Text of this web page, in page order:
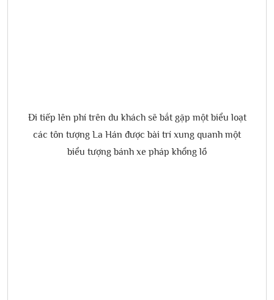
Đi tiếp lên phí trên du khách sẽ bắt gặp một biểu loạt
các tôn tượng La Hán được bài trí xung quanh một
biểu tượng bánh xe pháp khổng lồ